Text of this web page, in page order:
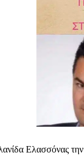
Ελασσόνας